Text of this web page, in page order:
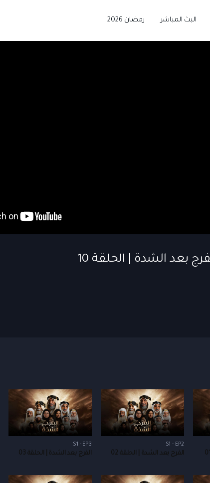
البث المباشر رمضان 2026
S1 - EP2
الفرج بعد الشدة | الحلقة 02
S1 - EP3
الفرج بعد الشدة | الحلقة 03